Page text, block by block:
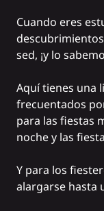
Cuando eres
sed, ¡y lo
Aquí tienes una
frecuentados
para las fiestas
noche y las
Y para los
alargarse hasta